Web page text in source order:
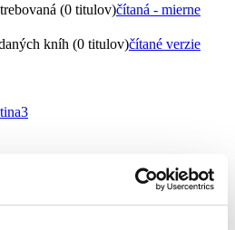
(0 titulov)čítaná - mierne
kníh (0 titulov)čítané verzie
3